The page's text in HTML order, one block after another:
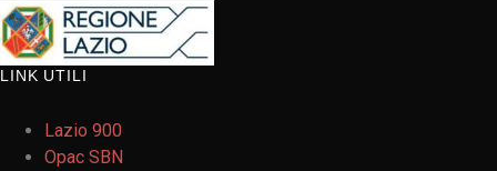
LINK UTILI
Lazio 900
Opac SBN